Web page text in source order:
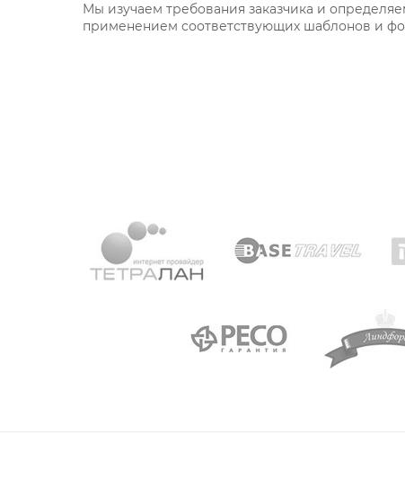
Мы изучаем требования заказчика и
применением соответствующих шаблонов и